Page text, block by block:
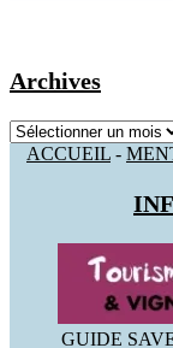
Archives
Archives
ACCUEIL -
GUIDE